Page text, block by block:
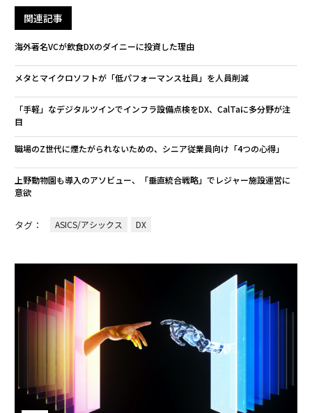
関連記事
海外著名VCが飲食DXのダイニーに投資した理由
メタとマイクロソフトが「低パフォーマンス社員」を人員削減
「手軽」なデジタルツインでインフラ設備点検をDX、CalTaに多分野が注
目
職場のZ世代に煙たがられないための、シニア従業員向け「4つの心得」
上野動物園も導入のアソビュー、「垂直統合戦略」でレジャー施設運営に
意欲
タグ： ASICS/アシックス DX